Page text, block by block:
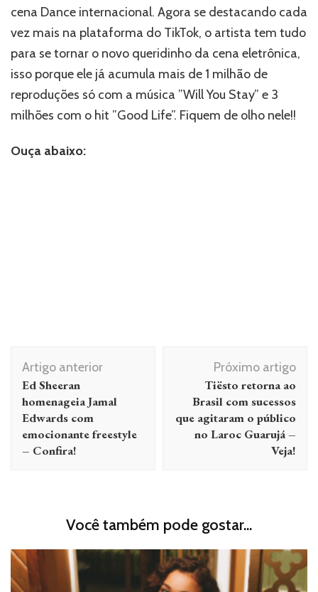
cena Dance internacional. Agora se destacando cada
vez mais na plataforma do TikTok, o artista tem tudo
para se tornar o novo queridinho da cena eletrônica,
isso porque ele já acumula mais de 1 milhão de
reproduções só com a música ”Will You Stay” e 3
milhões com o hit ”Good Life”. Fiquem de olho nele!!
Ouça abaixo:
Navegação
de
post
Artigo anterior
Ed Sheeran
homenageia Jamal
Edwards com
emocionante freestyle
– Confira!
Próximo artigo
Tiësto retorna ao
Brasil com sucessos
que agitaram o público
no Laroc Guarujá –
Veja!
Você também pode gostar...